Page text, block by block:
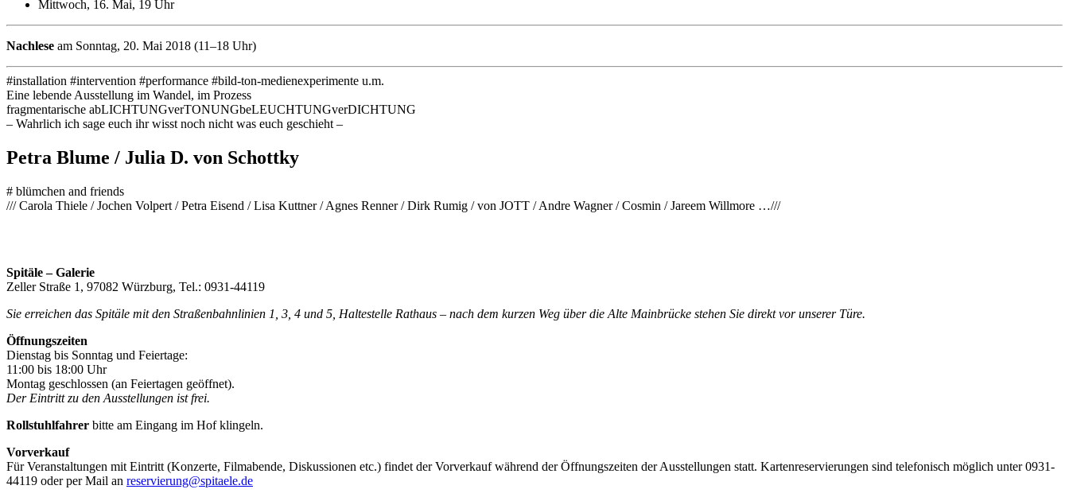
Mittwoch, 16. Mai, 19 Uhr
Nachlese am Sonntag, 20. Mai 2018 (11–18 Uhr)
#installation #intervention #performance #bild-ton-medienexperimente u.m.
Eine lebende Ausstellung im Wandel, im Prozess
fragmentarische abLICHTUNGverTONUNGbeLEUCHTUNGverDICHTUNG
– Wahrlich ich sage euch ihr wisst noch nicht was euch geschieht –
Petra Blume / Julia D. von Schottky
# blümchen and friends
/// Carola Thiele / Jochen Volpert / Petra Eisend / Lisa Kuttner / Agnes Renner / Dirk Rumig / von JOTT / Andre Wagner / Cosmin / Jareem Willmore …///
Spitäle – Galerie
Zeller Straße 1, 97082 Würzburg, Tel.: 0931-44119
Sie erreichen das Spitäle mit den Straßenbahnlinien 1, 3, 4 und 5, Haltestelle Rathaus – nach dem kurzen Weg über die Alte Mainbrücke stehen Sie direkt vor unserer Türe.
Öffnungszeiten
Dienstag bis Sonntag und Feiertage:
11:00 bis 18:00 Uhr
Montag geschlossen (an Feiertagen geöffnet).
Der Eintritt zu den Ausstellungen ist frei.
Rollstuhlfahrer bitte am Eingang im Hof klingeln.
Vorverkauf
Für Veranstaltungen mit Eintritt (Konzerte, Filmabende, Diskussionen etc.) findet der Vorverkauf während der Öffnungszeiten der Ausstellungen statt. Kartenreservierungen sind telefonisch möglich unter 0931-
44119 oder per Mail an reservierung@spitaele.de